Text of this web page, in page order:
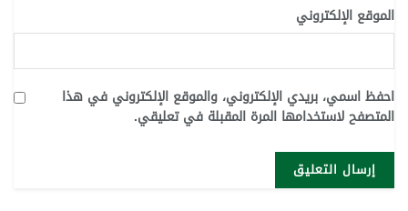
الموقع الإلكتروني
احفظ اسمي، بريدي الإلكتروني، والموقع الإلكتروني في هذا
المتصفح لاستخدامها المرة المقبلة في تعليقي.